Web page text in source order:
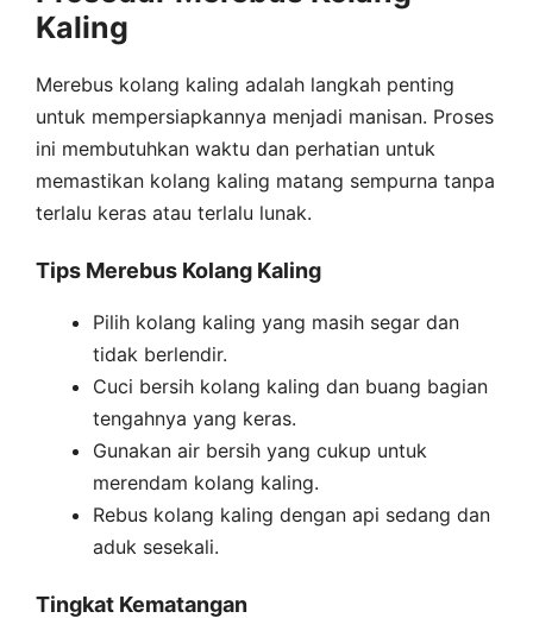
Kaling
Merebus kolang kaling adalah langkah penting
untuk mempersiapkannya menjadi manisan. Proses
ini membutuhkan waktu dan perhatian untuk
memastikan kolang kaling matang sempurna tanpa
terlalu keras atau terlalu lunak.
Tips Merebus Kolang Kaling
Pilih kolang kaling yang masih segar dan
tidak berlendir.
Cuci bersih kolang kaling dan buang bagian
tengahnya yang keras.
Gunakan air bersih yang cukup untuk
merendam kolang kaling.
Rebus kolang kaling dengan api sedang dan
aduk sesekali.
Tingkat Kematangan